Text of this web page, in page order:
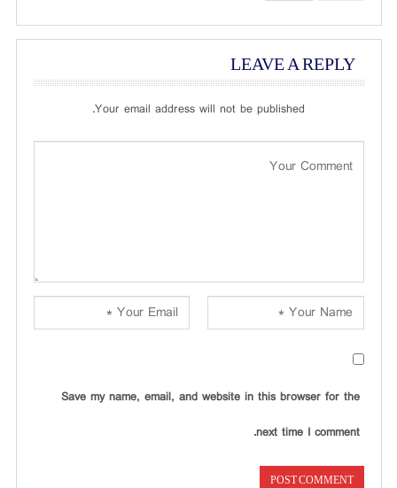
LEAVE A REPLY
Your email address will not be published.
Save my name, email, and website in this browser for the
next time I comment.